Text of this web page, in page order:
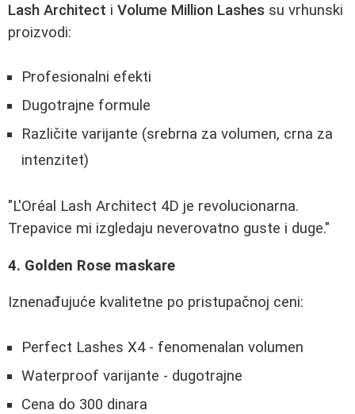
Lash Architect i Volume Million Lashes su vrhunski
proizvodi:
Profesionalni efekti
Dugotrajne formule
Različite varijante (srebrna za volumen, crna za
intenzitet)
"L'Oréal Lash Architect 4D je revolucionarna.
Trepavice mi izgledaju neverovatno guste i duge."
4. Golden Rose maskare
Iznenađujuće kvalitetne po pristupačnoj ceni:
Perfect Lashes X4 - fenomenalan volumen
Waterproof varijante - dugotrajne
Cena do 300 dinara